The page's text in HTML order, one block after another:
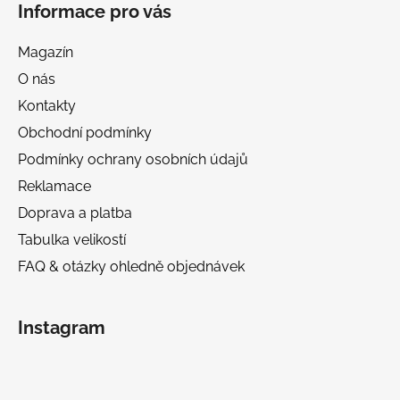
Informace pro vás
Magazín
O nás
Kontakty
Obchodní podmínky
Podmínky ochrany osobních údajů
Reklamace
Doprava a platba
Tabulka velikostí
FAQ & otázky ohledně objednávek
Instagram